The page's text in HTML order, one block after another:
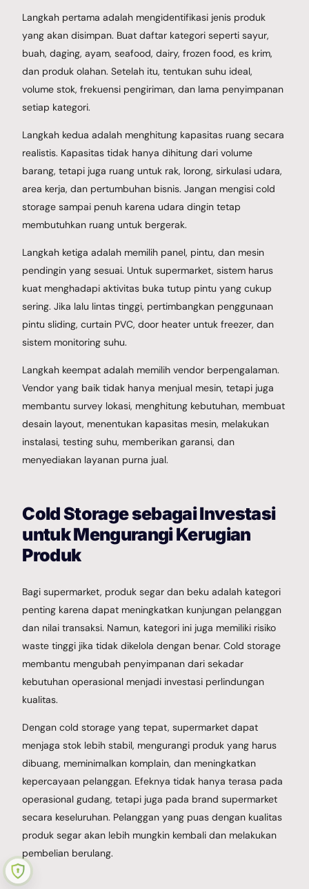
Langkah pertama adalah mengidentifikasi jenis produk
yang akan disimpan. Buat daftar kategori seperti sayur,
buah, daging, ayam, seafood, dairy, frozen food, es krim,
dan produk olahan. Setelah itu, tentukan suhu ideal,
volume stok, frekuensi pengiriman, dan lama penyimpanan
setiap kategori.
Langkah kedua adalah menghitung kapasitas ruang secara
realistis. Kapasitas tidak hanya dihitung dari volume
barang, tetapi juga ruang untuk rak, lorong, sirkulasi udara,
area kerja, dan pertumbuhan bisnis. Jangan mengisi cold
storage sampai penuh karena udara dingin tetap
membutuhkan ruang untuk bergerak.
Langkah ketiga adalah memilih panel, pintu, dan mesin
pendingin yang sesuai. Untuk supermarket, sistem harus
kuat menghadapi aktivitas buka tutup pintu yang cukup
sering. Jika lalu lintas tinggi, pertimbangkan penggunaan
pintu sliding, curtain PVC, door heater untuk freezer, dan
sistem monitoring suhu.
Langkah keempat adalah memilih vendor berpengalaman.
Vendor yang baik tidak hanya menjual mesin, tetapi juga
membantu survey lokasi, menghitung kebutuhan, membuat
desain layout, menentukan kapasitas mesin, melakukan
instalasi, testing suhu, memberikan garansi, dan
menyediakan layanan purna jual.
Cold Storage sebagai Investasi
untuk Mengurangi Kerugian
Produk
Bagi supermarket, produk segar dan beku adalah kategori
penting karena dapat meningkatkan kunjungan pelanggan
dan nilai transaksi. Namun, kategori ini juga memiliki risiko
waste tinggi jika tidak dikelola dengan benar. Cold storage
membantu mengubah penyimpanan dari sekadar
kebutuhan operasional menjadi investasi perlindungan
kualitas.
Dengan cold storage yang tepat, supermarket dapat
menjaga stok lebih stabil, mengurangi produk yang harus
dibuang, meminimalkan komplain, dan meningkatkan
kepercayaan pelanggan. Efeknya tidak hanya terasa pada
operasional gudang, tetapi juga pada brand supermarket
secara keseluruhan. Pelanggan yang puas dengan kualitas
produk segar akan lebih mungkin kembali dan melakukan
pembelian berulang.
Cold Storage Dewi Salju
Kami Menyediakan Cold Storage / Gudang Pendingin, untuk Freezer,
Chiller, Air Blast Freezer, Cold Room, Clean Room, Walk in Freezer,
Walk in Chiller, Murah di Jakarta